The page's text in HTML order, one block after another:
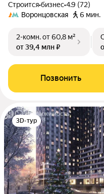
Строится•бизнес•4.9 (72)
Воронцовская
6 мин.
2-комн.от 60,8 м²
от 39,4 млн ₽
Позвонить
3D-тур